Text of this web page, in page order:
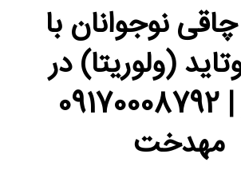
نوجوانان با
(ولوریتا) در
شیراز | 09170008792
مهدخت